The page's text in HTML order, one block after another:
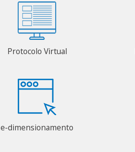
Protocolo Virtual
e-dimensionamento